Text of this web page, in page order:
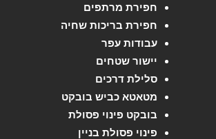
חפירת מרתפים
חפירת בריכות שחיה
עבודות עפר
יישור שטחים
סלילת דרכים
מטאטא כביש בובקט
בובקט פינוי פסולת
פינוי פסולת בניין